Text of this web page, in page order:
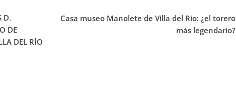
D.
DE
DEL RÍO
Casa museo Manolete de Villa del Río: ¿el torero
más legendario?